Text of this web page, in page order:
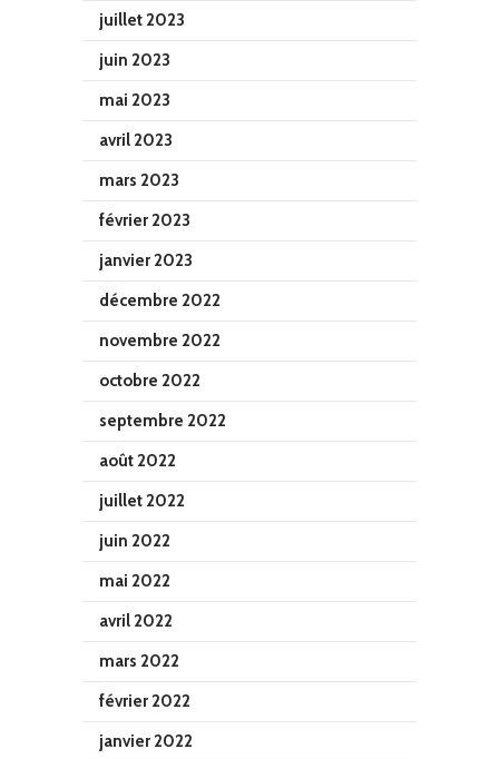
juillet 2023
juin 2023
mai 2023
avril 2023
mars 2023
février 2023
janvier 2023
décembre 2022
novembre 2022
octobre 2022
septembre 2022
août 2022
juillet 2022
juin 2022
mai 2022
avril 2022
mars 2022
février 2022
janvier 2022